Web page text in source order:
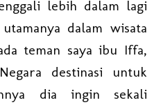
lebih dalam lagi
dalam wisata
teman saya ibu Iffa,
destinasi untuk
dia ingin sekali